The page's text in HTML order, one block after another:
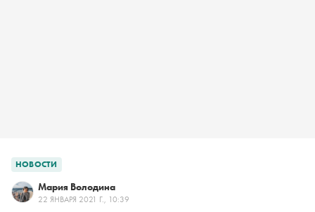
НОВОСТИ
Мария Володина
22 ЯНВАРЯ 2021 Г., 10:39